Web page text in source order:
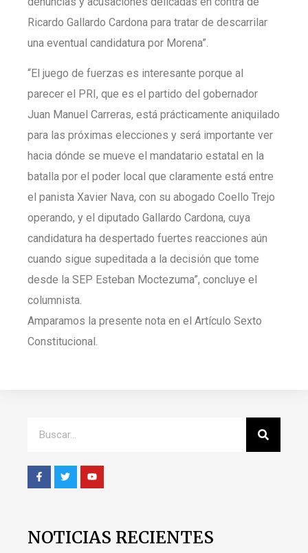
Ricardo Gallardo Cardona para tratar de descarrilar
una eventual candidatura por Morena”.
“El juego de fuerzas es interesante porque al
parecer el PRI, que es el partido del gobernador
Juan Manuel Carreras, está prácticamente aniquilado
para las próximas elecciones y será importante ver
hacia dónde se mueve el mandatario estatal en la
batalla por el poder local que claramente está entre
el panista Xavier Nava, con su abogado Coello Trejo
operando, y el diputado Gallardo Cardona, cuya
candidatura ha despertado fuertes reacciones aún
cuando sigue supeditada a la decisión que tome
desde la SEP Esteban Moctezuma”, concluye el
columnista.
Amparamos la presente nota en el Artículo Sexto
Constitucional.
NOTICIAS RECIENTES